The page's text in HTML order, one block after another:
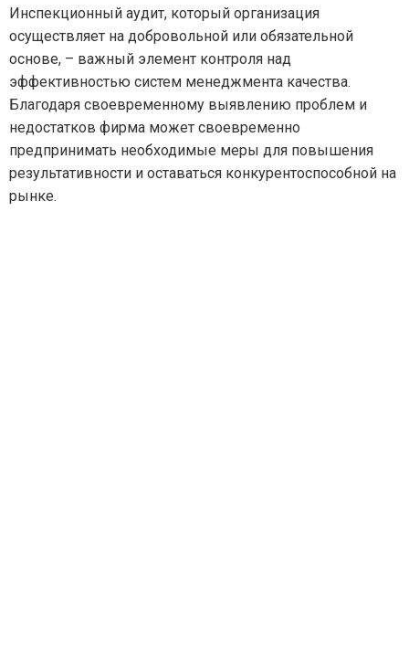
Инспекционный аудит, который организация
осуществляет на добровольной или обязательной
основе, – важный элемент контроля над
эффективностью систем менеджмента качества.
Благодаря своевременному выявлению проблем и
недостатков фирма может своевременно
предпринимать необходимые меры для повышения
результативности и оставаться конкурентоспособной на
рынке.